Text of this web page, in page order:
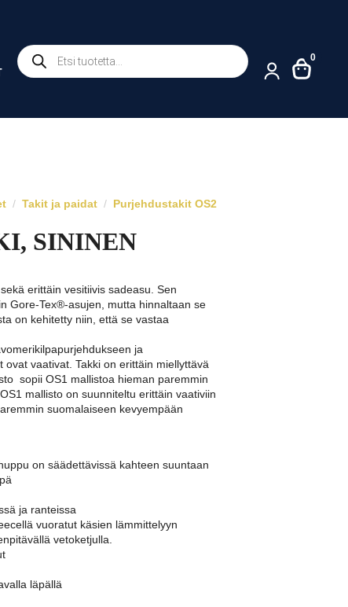
Products
search
0
Takit ja paidat
Purjehdustakit OS2
SININEN
erittäin vesitiivis sadeasu. Sen
Gore-Tex®-asujen, mutta hinnaltaan se
on kehitetty niin, että se vastaa
ja
vaativat. Takki on erittäin miellyttävä
sopii OS1 mallistoa hieman paremmin
mallisto on suunniteltu erittäin vaativiin
suomalaiseen kevyempään
on säädettävissä kahteen suuntaan
ja ranteissa
vuoratut käsien lämmittelyyn
vetoketjulla.
läpällä